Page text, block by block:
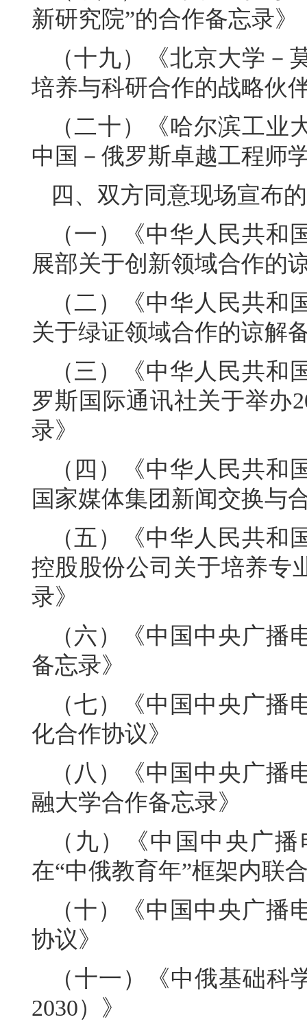
新研究院”的合作备忘录》
（十九）《北京大学
培养与科研合作的战略伙
（二十）《哈尔滨工
中国－俄罗斯卓越工程师
四、双方同意现场宣布
（一）《中华人民共
展部关于创新领域合作的
（二）《中华人民共
关于绿证领域合作的谅解
（三）《中华人民共
罗斯国际通讯社关于举办
录》
（四）《中华人民共
国家媒体集团新闻交换与
（五）《中华人民共
控股股份公司关于培养专
录》
（六）《中国中央广
备忘录》
（七）《中国中央广
化合作协议》
（八）《中国中央广
融大学合作备忘录》
（九）《中国中央广
在“中俄教育年”框架内联
（十）《中国中央广
协议》
（十一）《中俄基础科
2030）》